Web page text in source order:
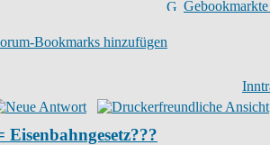
Bookmarks hinzufügen
Eisenbahngesetz???